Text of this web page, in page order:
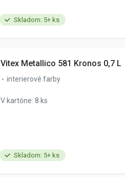
Skladom: 5+ ks
Skladom: 5+ ks
Vitex Metallico 581 Kronos 0,7 L
interierové farby
V kartóne: 8 ks